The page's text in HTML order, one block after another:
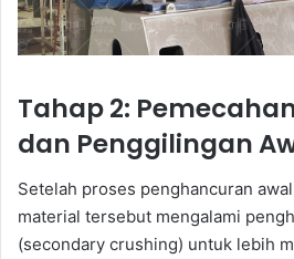
Tahap 2:
dan Penggilingan
Setelah proses penghancuran
material tersebut mengalami
(secondary crushing) untuk lebih